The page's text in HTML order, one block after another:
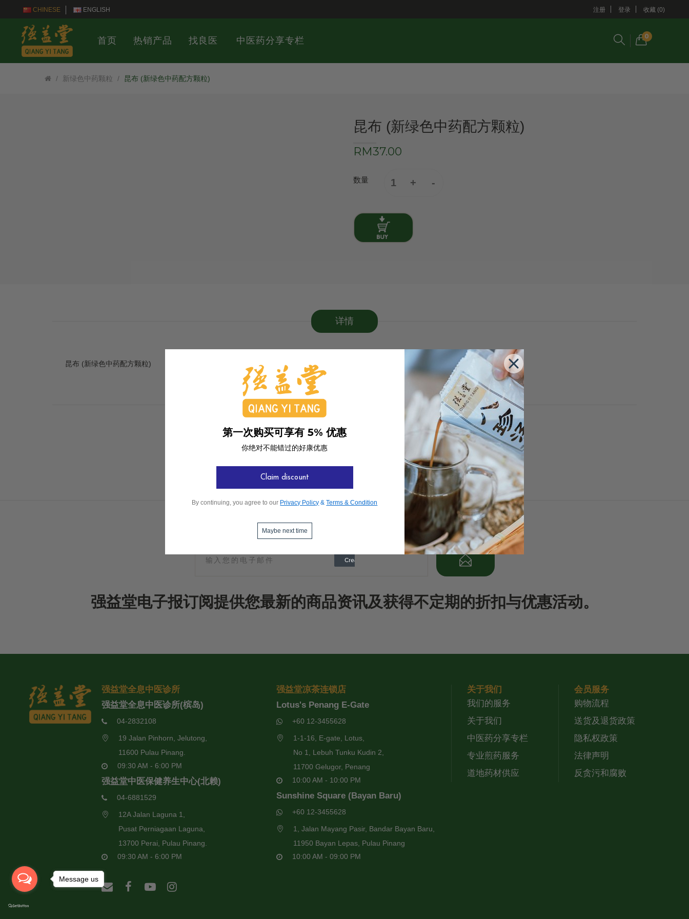
CHINESE ENGLISH 注册 登录 收藏 (0)
0
首页 热销产品 找良医 中医药分享专栏
新绿色中药颗粒 昆布 (新绿色中药配方颗粒)
昆布 (新绿色中药配方颗粒)
RM37.00
数量
详情
昆布 (新绿色中药配方颗粒)
强益堂电子报订阅提供您最新的商品资讯及获得不定期的折扣与优惠活动。
强益堂全息中医诊所
强益堂全息中医诊所(槟岛)
04-2832108
19 Jalan Pinhorn, Jelutong,
11600 Pulau Pinang.
09:30 AM - 6:00 PM
强益堂中医保健养生中心(北赖)
04-6881529
12A Jalan Laguna 1,
Pusat Perniagaan Laguna,
13700 Perai, Pulau Pinang.
09:30 AM - 6:00 PM
强益堂凉茶连锁店
Lotus's Penang E-Gate
+60 12-3455628
1-1-16, E-gate, Lotus,
No 1, Lebuh Tunku Kudin 2,
11700 Gelugor, Penang
10:00 AM - 10:00 PM
Sunshine Square (Bayan Baru)
+60 12-3455628
1, Jalan Mayang Pasir, Bandar Bayan Baru,
11950 Bayan Lepas, Pulau Pinang
10:00 AM - 09:00 PM
关于我们
我们的服务
关于我们
中医药分享专栏
专业煎药服务
道地药材供应
会员服务
购物流程
送货及退货政策
隐私权政策
法律声明
反贪污和腐败
Message us
第一次购买可享有 5% 优惠
你绝对不能错过的好康优惠
Claim discount
By continuing, you agree to our Privacy Policy &Terms & Condition
Maybe next time